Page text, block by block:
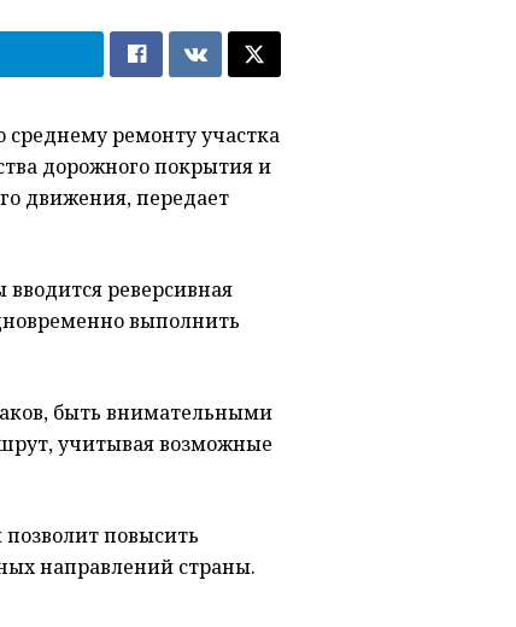
ремонту участка
дорожного покрытия и
движения, передает
реверсивная
выполнить
быть внимательными
учитывая возможные
повысить
направлений страны.